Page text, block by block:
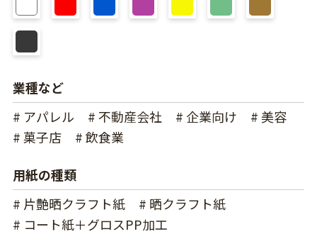
業種など
# アパレル
# 不動産会社 # 企業向け
# 美容
# 菓子店
# 飲食業
用紙の種類
# 片艶晒クラフト紙
# 晒クラフト紙
# コート紙＋グロスPP加工